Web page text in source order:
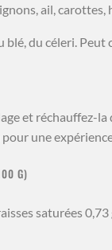
ail,
du céleri.
et réchauffez-
une
G)
saturées